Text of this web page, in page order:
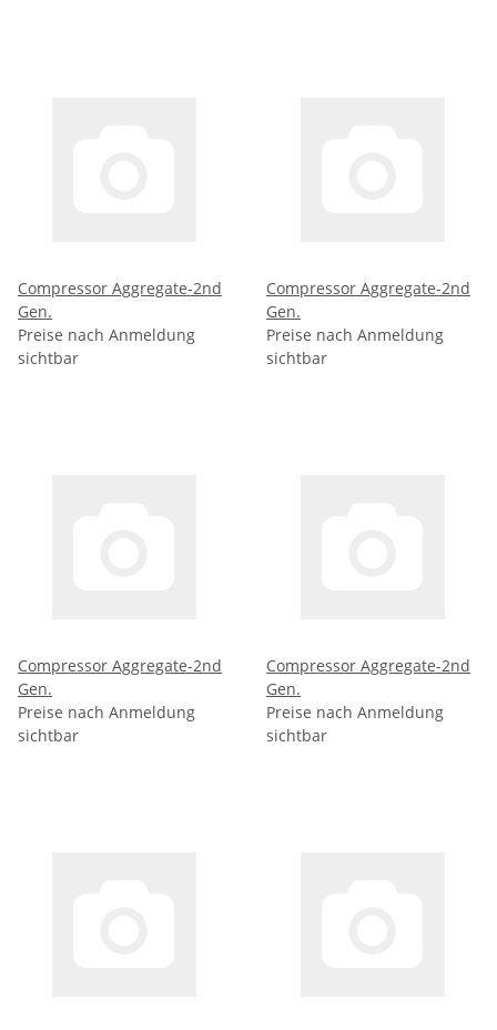
Compressor Aggregate-2nd
Gen.
Preise nach Anmeldung
sichtbar
Compressor Aggregate-2nd
Gen.
Preise nach Anmeldung
sichtbar
Compressor Aggregate-2nd
Gen.
Preise nach Anmeldung
sichtbar
Compressor Aggregate-2nd
Gen.
Preise nach Anmeldung
sichtbar